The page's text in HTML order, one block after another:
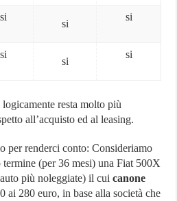
si
si
si
si
si
si
resta molto più
all’acquisto ed al leasing.
per renderci conto: Consideriamo
(per 36 mesi) una Fiat 500X
più noleggiate) il cuicanone
ai 280 euro, in base alla società che